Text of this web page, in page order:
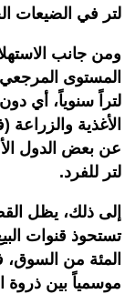
لتر في الضيعات
ومن جانب
لتراً سنوياً، أي
لتر للفرد.
إلى ذلك، يظل
المئة من السوق،
موسمياً بين ذروة